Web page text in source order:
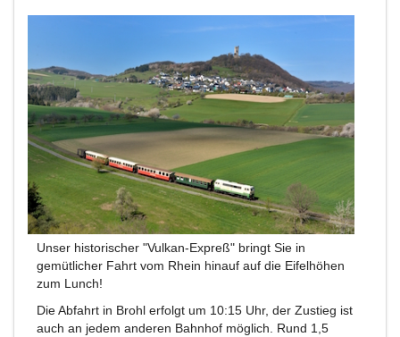
Unser historischer "Vulkan-Expreß" bringt Sie in
gemütlicher Fahrt vom Rhein hinauf auf die Eifelhöhen
zum Lunch!
Die Abfahrt in Brohl erfolgt um 10:15 Uhr, der Zustieg ist
auch an jedem anderen Bahnhof möglich. Rund 1,5